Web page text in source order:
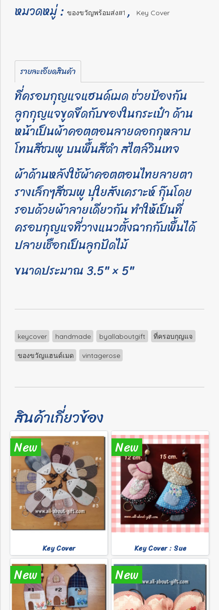
หมวดหมู่ : ของขวัญพร้อมส่ง#1 , Key Cover
รายละเอียดสินค้า
ที่ครอบกุญแจแฮนด์เมด ช่วยป้องกัน
ลูกกุญแจขูดขีดกับของในกระเป๋า ด้าน
หน้าเป็นผ้าคอตตอนลายดอกกุหลาบ
โทนสีชมพู บนพื้นสีดำ สไตล์วินเทจ
ผ้าด้านหลังใช้ผ้าคอตตอนไทยลายตา
รางเล็กๆสีชมพู บุใยสังเคราะห์ กุ๊นโดย
รอบด้วยผ้าลายเดียวกัน ทำให้เป็นที่
ครอบกุญแจที่วางแนวตั้งฉากกับพื้นได้
ปลายเชือกเป็นลูกปัดไม้
ขนาดประมาณ 3.5" × 5"
keycover handmade byallaboutgift ที่ครอบกุญแจ
ของขวัญแฮนด์เมด vintagerose
สินค้าเกี่ยวข้อง
New
Key Cover
New
Key Cover : Sue
New New